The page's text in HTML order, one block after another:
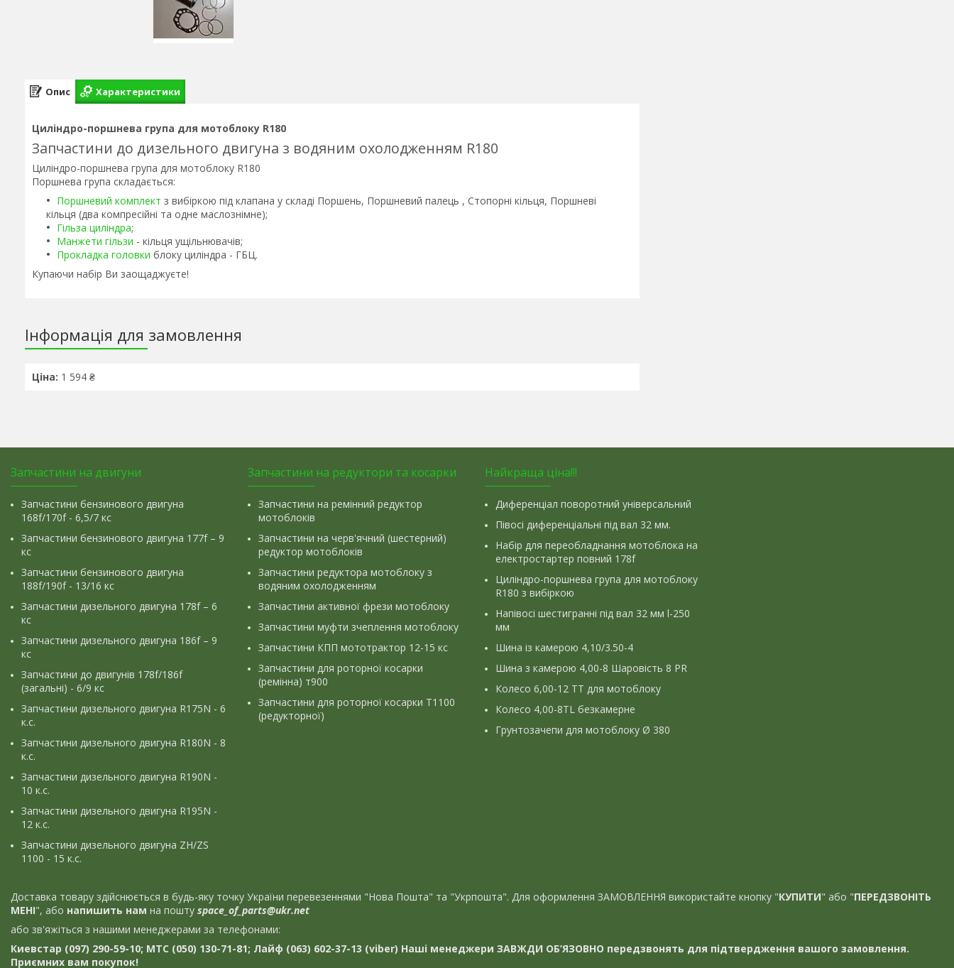
Опис Характеристики
Циліндро-поршнева група для мотоблоку R180
Запчастини до дизельного двигуна з водяним охолодженням R180
Циліндро-поршнева група для мотоблоку R180
Поршнева група складається:
Поршневий комплект з вибіркою під клапана у складі Поршень, Поршневий палець , Стопорні кільця, Поршневі
кільця (два компресійні та одне маслознімне);
Гільза циліндра;
Манжети гільзи - кільця ущільнювачів;
Прокладка головки блоку циліндра - ГБЦ.
Купаючи набір Ви заощаджуєте!
Інформація для замовлення
Ціна: 1 594 ₴
Запчастини на двигуни
Запчастини бензинового двигуна
168f/170f - 6,5/7 кс
Запчастини бензинового двигуна 177f – 9
кс
Запчастини бензинового двигуна
188f/190f - 13/16 кс
Запчастини дизельного двигуна 178f – 6
кс
Запчастини дизельного двигуна 186f – 9
кс
Запчастини до двигунів 178f/186f
(загальні) - 6/9 кс
Запчастини дизельного двигуна R175N - 6
к.с.
Запчастини дизельного двигуна R180N - 8
к.с.
Запчастини дизельного двигуна R190N -
10 к.с.
Запчастини дизельного двигуна R195N -
12 к.с.
Запчастини дизельного двигуна ZH/ZS
1100 - 15 к.с.
Запчастини на редуктори та косарки
Запчастини на ремінний редуктор
мотоблоків
Запчастини на черв'ячний (шестерний)
редуктор мотоблоків
Запчастини редуктора мотоблоку з
водяним охолодженням
Запчастини активної фрези мотоблоку
Запчастини муфти зчеплення мотоблоку
Запчастини КПП мототрактор 12-15 кс
Запчастини для роторної косарки
(ремінна) т900
Запчастини для роторної косарки Т1100
(редукторної)
Найкраща ціна!!!
Диференціал поворотний універсальний
Півосі диференціальні під вал 32 мм.
Набір для переобладнання мотоблока на
електростартер повний 178f
Циліндро-поршнева група для мотоблоку
R180 з вибіркою
Напівосі шестигранні під вал 32 мм l-250
мм
Шина із камерою 4,10/3.50-4
Шина з камерою 4,00-8 Шаровість 8 PR
Колесо 6,00-12 ТТ для мотоблоку
Колесо 4,00-8TL безкамерне
Грунтозачепи для мотоблоку Ø 380
Доставка товару здійснюється в будь-яку точку України перевезеннями "Нова Пошта" та "Укрпошта". Для оформлення ЗАМОВЛЕННЯ використайте кнопку "КУПИТИ" або "ПЕРЕДЗВОНІТЬ
МЕНІ", або напишить нам на пошту space_of_parts@ukr.net
або зв'яжіться з нашими менеджерами за телефонами:
Киевстар (097) 290-59-10; МТС (050) 130-71-81; Лайф (063) 602-37-13 (viber) Наші менеджери ЗАВЖДИ ОБ’ЯЗОВНО передзвонять для підтвердження вашого замовлення.
Приємних вам покупок!